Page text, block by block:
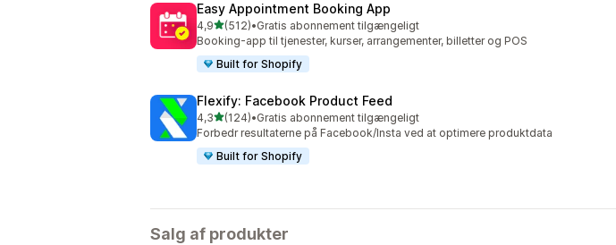
Easy Appointment Booking App
4,9ud af 5 stjerner
(512)
512 anmeldelser i alt
•Gratis abonnement tilgængeligt
Booking-app til tjenester, kurser, arrangementer, billetter og POS
Built for Shopify
Flexify: Facebook Product Feed
4,3ud af 5 stjerner
(124)
124 anmeldelser i alt
•Gratis abonnement tilgængeligt
Forbedr resultaterne på Facebook/Insta ved at optimere produktdata
Built for Shopify
Salg af produkter